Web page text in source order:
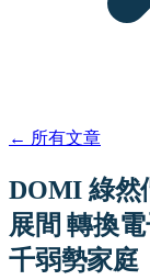
← 所有文章
DOMI 綠然
展間 轉換
千弱勢家庭